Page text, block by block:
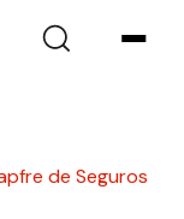
de Seguros